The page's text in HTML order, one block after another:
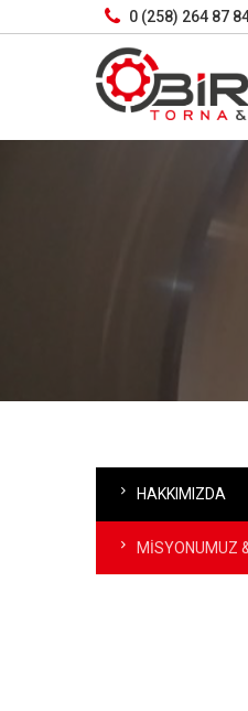
0 (258) 264 87
HAKKIMIZDA
MİSYONUMUZ